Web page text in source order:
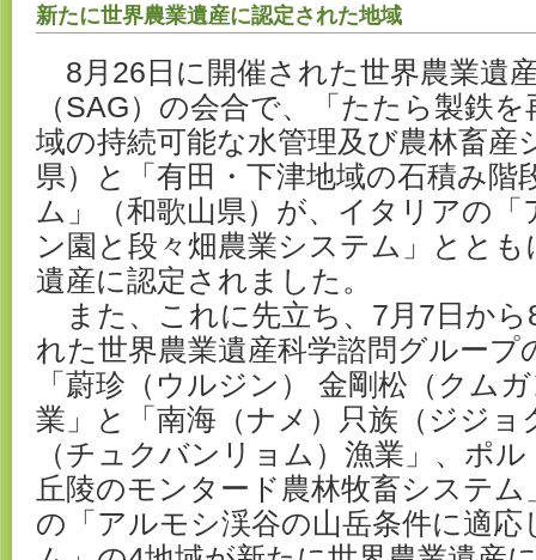
新たに世界農業遺産に認定された地域
8月26日に開催された世界農業遺
（SAG）の会合で、「たたら製鉄
域の持続可能な水管理及び農林畜産
県）と「有田・下津地域の石積み階
ム」（和歌山県）が、イタリアの
ン園と段々畑農業システム」とと
遺産に認定されました。
また、これに先立ち、7月7日から
れた世界農業遺産科学諮問グループ
「蔚珍（ウルジン） 金剛松（クム
業」と「南海（ナメ）只族（ジジョ
（チュクバンリョム）漁業」、ポ
丘陵のモンタード農林牧畜システ
の「アルモシ渓谷の山岳条件に適